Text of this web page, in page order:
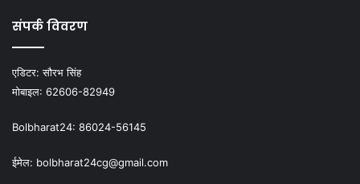
संपर्क विवरण
एडिटर:सौरभ सिंह
मोबाइल: 62606-82949
Bolbharat24: 86024-56145
ईमेल: bolbharat24cg@gmail.com